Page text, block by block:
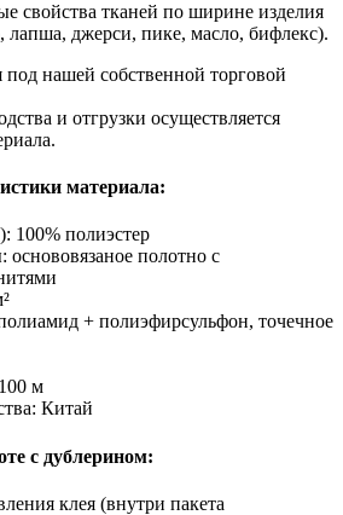
свойства тканей по ширине изделия
лапша, джерси, пике, масло, бифлекс).
нашей собственной торговой
и отгрузки осуществляется
материала:
100% полиэстер
основовязаное полотно с
+ полиэфирсульфон, точечное
м
Китай
с дублерином:
клея (внутри пакета